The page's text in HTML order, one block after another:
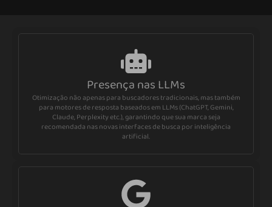
Presença nas LLMs
Otimização não apenas para buscadores tradicionais, mas também
para motores de resposta baseados em LLMs (ChatGPT, Gemini,
Claude, Perplexity etc.), garantindo que sua marca seja
recomendada nas novas interfaces de busca por inteligência
artificial.